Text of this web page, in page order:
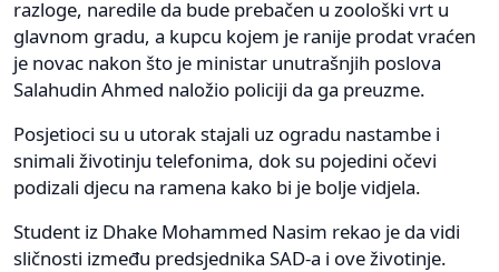
razloge, naredile da bude prebačen u zoološki vrt u
glavnom gradu, a kupcu kojem je ranije prodat vraćen
je novac nakon što je ministar unutrašnjih poslova
Salahudin Ahmed naložio policiji da ga preuzme.
Posjetioci su u utorak stajali uz ogradu nastambe i
snimali životinju telefonima, dok su pojedini očevi
podizali djecu na ramena kako bi je bolje vidjela.
Student iz Dhake Mohammed Nasim rekao je da vidi
sličnosti između predsjednika SAD-a i ove životinje.